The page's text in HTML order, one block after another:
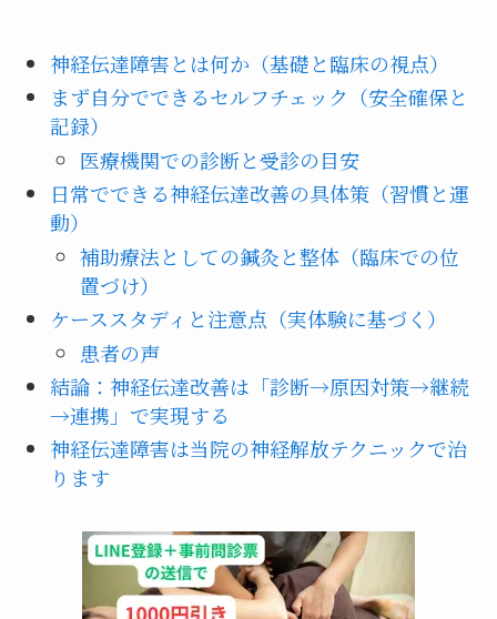
神経伝達障害とは何か（基礎と臨床の視点）
まず自分でできるセルフチェック（安全確保と
記録）
医療機関での診断と受診の目安
日常でできる神経伝達改善の具体策（習慣と運
動）
補助療法としての鍼灸と整体（臨床での位
置づけ）
ケーススタディと注意点（実体験に基づく）
患者の声
結論：神経伝達改善は「診断→原因対策→継続
→連携」で実現する
神経伝達障害は当院の神経解放テクニックで治
ります